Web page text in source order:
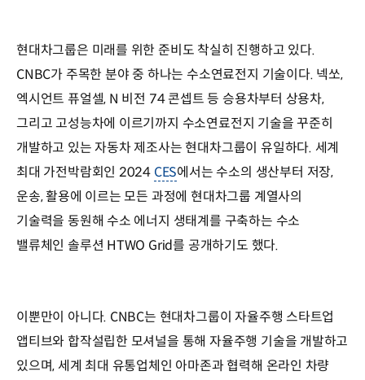
현대차그룹은 미래를 위한 준비도 착실히 진행하고 있다.
CNBC가 주목한 분야 중 하나는 수소연료전지 기술이다. 넥쏘,
엑시언트 퓨얼셀, N 비전 74 콘셉트 등 승용차부터 상용차,
그리고 고성능차에 이르기까지 수소연료전지 기술을 꾸준히
개발하고 있는 자동차 제조사는 현대차그룹이 유일하다. 세계
최대 가전박람회인 2024 CES에서는 수소의 생산부터 저장,
운송, 활용에 이르는 모든 과정에 현대차그룹 계열사의
기술력을 동원해 수소 에너지 생태계를 구축하는 수소
밸류체인 솔루션 HTWO Grid를 공개하기도 했다.
이뿐만이 아니다. CNBC는 현대차그룹이 자율주행 스타트업
앱티브와 합작설립한 모셔널을 통해 자율주행 기술을 개발하고
있으며, 세계 최대 유통업체인 아마존과 협력해 온라인 차량